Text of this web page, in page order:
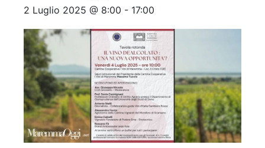
2 Luglio 2025 @ 8:00 - 17:00